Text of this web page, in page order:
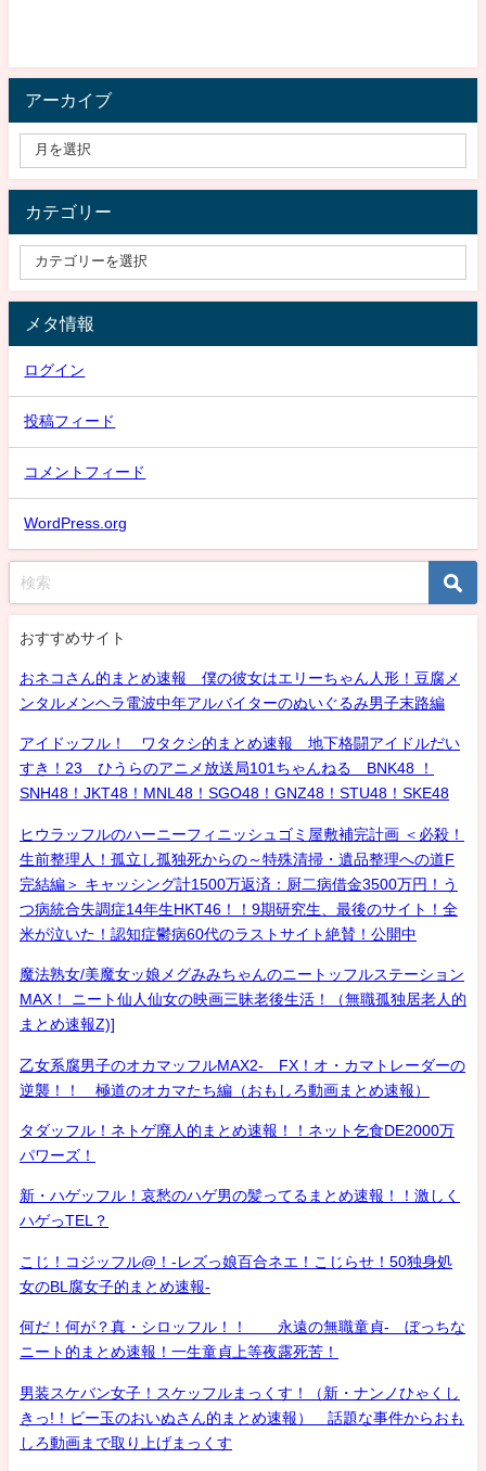
アーカイブ
カテゴリー
メタ情報
ログイン
投稿フィード
コメントフィード
WordPress.org
おすすめサイト
おネコさん的まとめ速報 僕の彼女はエリーちゃん人形！豆腐メ
ンタルメンヘラ電波中年アルバイターのぬいぐるみ男子末路編
アイドッフル！ ワタクシ的まとめ速報 地下格闘アイドルだい
すき！23 ひうらのアニメ放送局101ちゃんねる BNK48 ！
SNH48！JKT48！MNL48！SGO48！GNZ48！STU48！SKE48
ヒウラッフルのハーニーフィニッシュゴミ屋敷補完計画 ＜必殺！
生前整理人！孤立し孤独死からの～特殊清掃・遺品整理への道F
完結編＞ キャッシング計1500万返済：厨二病借金3500万円！う
つ病統合失調症14年生HKT46！！9期研究生、最後のサイト！全
米が泣いた！認知症鬱病60代のラストサイト絶賛！公開中
魔法熟女/美魔女ッ娘メグみみちゃんのニートッフルステーション
MAX！ ニート仙人仙女の映画三昧老後生活！（無職孤独居老人的
まとめ速報Z)]
乙女系腐男子のオカマッフルMAX2- FX！オ・カマトレーダーの
逆襲！！ 極道のオカマたち編（おもしろ動画まとめ速報）
タダッフル！ネトゲ廃人的まとめ速報！！ネット乞食DE2000万
パワーズ！
新・ハゲッフル！哀愁のハゲ男の髪ってるまとめ速報！！激しく
ハゲっTEL？
こじ！コジッフル@！-レズっ娘百合ネエ！こじらせ！50独身処
女のBL腐女子的まとめ速報-
何だ！何が？真・シロッフル！！ 永遠の無職童貞- ぼっちな
ニート的まとめ速報！一生童貞上等夜露死苦！
男装スケバン女子！スケッフルまっくす！（新・ナンノひゃくし
きっ!！ビー玉のおいぬさん的まとめ速報） 話題な事件からおも
しろ動画まで取り上げまっくす